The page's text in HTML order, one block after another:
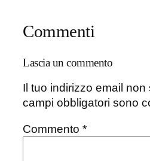
Commenti
Lascia un commento
Il tuo indirizzo email
campi obbligatori sono
Commento *